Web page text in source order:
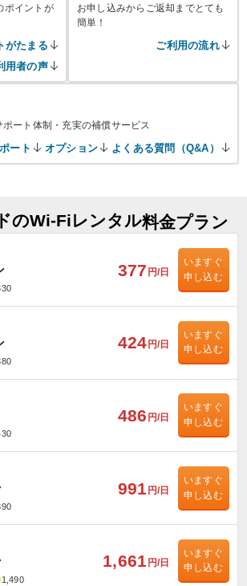
ポイントが
がたまる
用者の声
お申し込みからご返却までとても
簡単！
ご利用の流れ
ート体制・充実の補償サービス
ート オプション よくある質問（Q&A）
のWi-Fiレンタル料金プラン
377 円/日
いますぐ
申し込む
424 円/日
いますぐ
申し込む
486 円/日
いますぐ
申し込む
991 円/日
いますぐ
申し込む
1,490
1,661 円/日
いますぐ
申し込む